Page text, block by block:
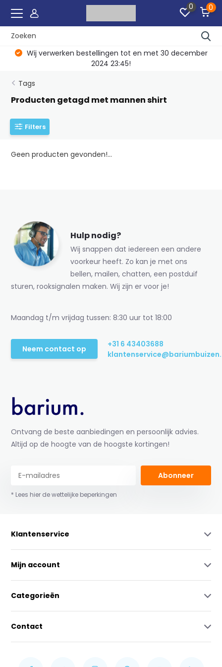
0 0
Wij verwerken bestellingen tot en met 30 december
2024 23:45!
Tags
Producten getagd met mannen shirt
Filters
Geen producten gevonden!...
Hulp nodig?
Wij snappen dat iedereen een andere
voorkeur heeft. Zo kan je met ons
bellen, mailen, chatten, een postduif
sturen, rooksignalen maken. Wij zijn er voor je!
Maandag t/m vrijdag tussen: 8:30 uur tot 18:00
Neem contact op
+31 6 43403688
Ontvang de beste aanbiedingen en persoonlijk advies.
Altijd op de hoogte van de hoogste kortingen!
Abonneer
* Lees hier de wettelijke beperkingen
Klantenservice
Mijn account
Categorieën
Contact